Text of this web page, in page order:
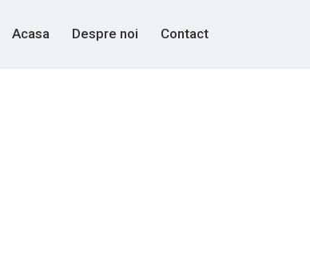
Acasa Despre noi Contact